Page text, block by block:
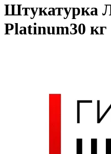
Штукатурка
Platinum30